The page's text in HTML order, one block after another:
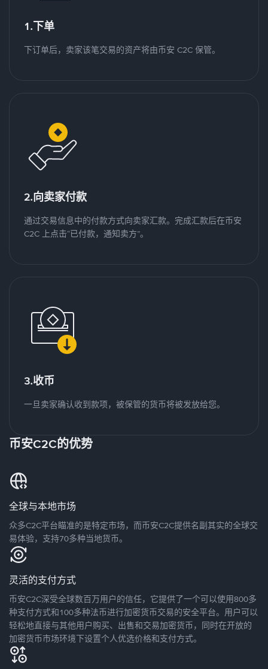
1.下单
下订单后，卖家该笔交易的资产将由币安 C2C 保管。
2.向卖家付款
通过交易信息中的付款方式向卖家汇款。完成汇款后在币安
C2C 上点击“已付款，通知卖方”。
3.收币
一旦卖家确认收到款项，被保管的货币将被发放给您。
币安C2C的优势
全球与本地市场
众多C2C平台瞄准的是特定市场，而币安C2C提供名副其实的全球交
易体验，支持70多种当地货币。
灵活的支付方式
币安C2C深受全球数百万用户的信任，它提供了一个可以使用800多
种支付方式和100多种法币进行加密货币交易的安全平台。用户可以
轻松地直接与其他用户购买、出售和交易加密货币，同时在开放的
加密货币市场环境下设置个人优选价格和支付方式。